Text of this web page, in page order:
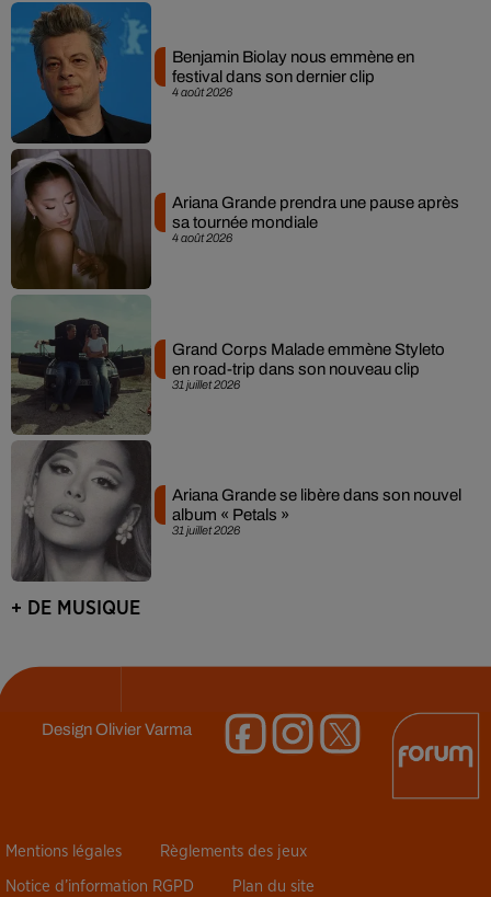
4 août 2026
Benjamin Biolay nous emmène en
festival dans son dernier clip
4 août 2026
Ariana Grande prendra une pause après
sa tournée mondiale
31 juillet 2026
Grand Corps Malade emmène Styleto
en road-trip dans son nouveau clip
31 juillet 2026
Ariana Grande se libère dans son nouvel
album « Petals »
+ DE MUSIQUE
DesignOlivier Varma
Mentions légales Règlements des jeux
Notice d’information RGPD Plan du site